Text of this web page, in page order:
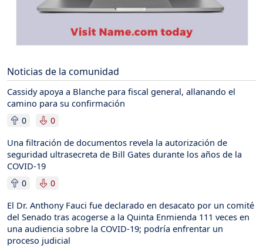
Noticias de la comunidad
Cassidy apoya a Blanche para fiscal general, allanando el
camino para su confirmación
0 0
Una filtración de documentos revela la autorización de
seguridad ultrasecreta de Bill Gates durante los años de la
COVID-19
0 0
El Dr. Anthony Fauci fue declarado en desacato por un comité
del Senado tras acogerse a la Quinta Enmienda 111 veces en
una audiencia sobre la COVID-19; podría enfrentar un
proceso judicial